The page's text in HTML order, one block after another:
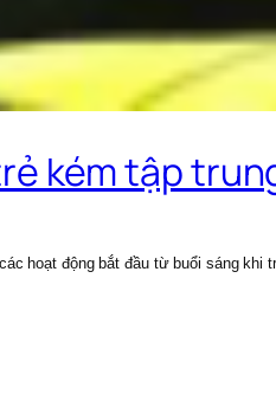
kém tập
hoạt động bắt đầu từ buổi sáng